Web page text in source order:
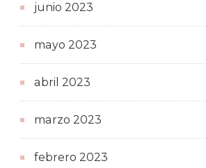
junio 2023
mayo 2023
abril 2023
marzo 2023
febrero 2023